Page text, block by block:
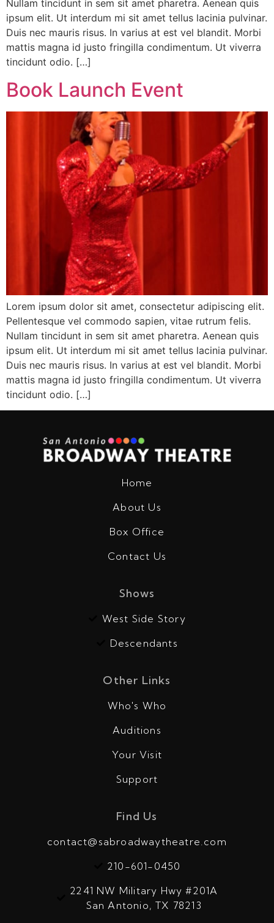
Nullam tincidunt in sem sit amet pharetra. Aenean quis
ipsum elit. Ut interdum mi sit amet tellus lacinia pulvinar.
Duis nec mauris risus. In varius at est vel blandit. Morbi
mattis magna id justo fringilla condimentum. Ut viverra
tincidunt odio. […]
Book Launch Event
Lorem ipsum dolor sit amet, consectetur adipiscing elit.
Pellentesque vel commodo sapien, vitae rutrum felis.
Nullam tincidunt in sem sit amet pharetra. Aenean quis
ipsum elit. Ut interdum mi sit amet tellus lacinia pulvinar.
Duis nec mauris risus. In varius at est vel blandit. Morbi
mattis magna id justo fringilla condimentum. Ut viverra
tincidunt odio. […]
Home
About Us
Box Office
Contact Us
Shows
West Side Story
Descendants
Other Links
Who's Who
Auditions
Your Visit
Support
Find Us
contact@sabroadwaytheatre.com
210-601-0450
2241 NW Military Hwy #201A
San Antonio, TX 78213